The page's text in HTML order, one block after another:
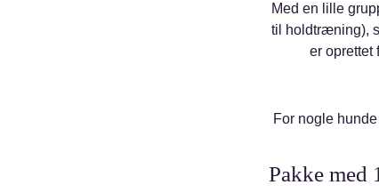
Med en lille
til holdtræning),
er oprettet
For nogle
Pakke med